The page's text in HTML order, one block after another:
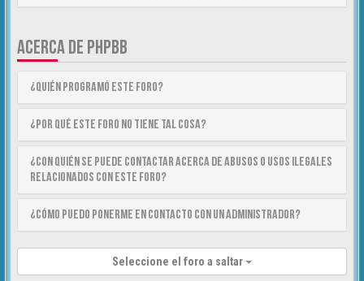
ACERCA DE PHPBB
¿Quién programó este foro?
¿Por qué este foro no tiene tal cosa?
¿Con quién se puede contactar acerca de abusos o usos ilegales
relacionados con este foro?
¿Cómo puedo ponerme en contacto con un Administrador?
Seleccione el foro a saltar